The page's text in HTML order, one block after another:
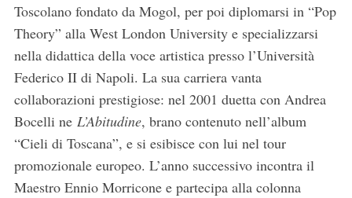
Toscolano fondato da Mogol, per poi diplomarsi in “Pop
Theory” alla West London University e specializzarsi
nella didattica della voce artistica presso l’Università
Federico II di Napoli. La sua carriera vanta
collaborazioni prestigiose: nel 2001 duetta con Andrea
Bocelli ne L’Abitudine, brano contenuto nell’album
“Cieli di Toscana”, e si esibisce con lui nel tour
promozionale europeo. L’anno successivo incontra il
Maestro Ennio Morricone e partecipa alla colonna